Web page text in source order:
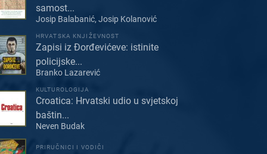
samost...
Josip Balabanić, Josip Kolanović
HRVATSKA KNJIŽEVNOST
Zapisi iz Đorđevićeve: istinite
policijske...
Branko Lazarević
KULTUROLOGIJA
Croatica: Hrvatski udio u svjetskoj
baštin...
Neven Budak
PRIRUČNICI I VODIČI